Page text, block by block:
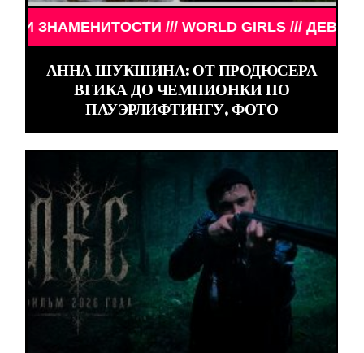
/// WORLD GIRLS /// ДЕВУШКИ
АННА ШУКШИНА: ОТ ПРОДЮСЕРА
ВГИКА ДО ЧЕМПИОНКИ ПО
ПАУЭРЛИФТИНГУ, ФОТО